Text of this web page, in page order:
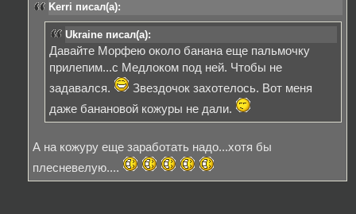
Kerri писал(а):
Ukraine писал(а):
Давайте Морфею около банана еще пальмочку
прилепим...с Медлоком под ней. Чтобы не
задавался.
Звездочок захотелось. Вот меня
даже банановой кожуры не дали.
А на кожуру еще заработать надо...хотя бы
плесневелую....